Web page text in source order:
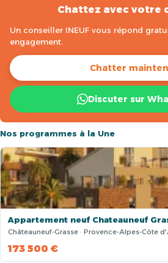
Chattez avec votre
Un conseiller INEUF vous répond
engagement.
Chatter
Discuter sur
Nos programmes à la Une
Appartement neuf Chateauneuf
Châteauneuf-Grasse · Provence-Alpes-Côte
173 500 €